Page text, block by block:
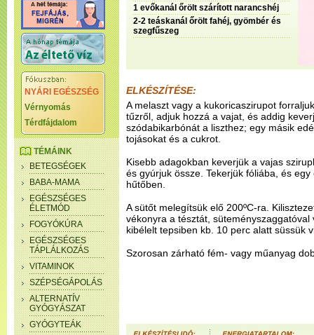
NYÁRI EGÉSZSÉG
Vérnyomás
Térdfájdalom
TÉMÁINK
BETEGSÉGEK
BABA-MAMA
EGÉSZSÉGES
ÉLETMÓD
FOGYÓKÚRA
EGÉSZSÉGES
TÁPLÁLKOZÁS
VITAMINOK
SZÉPSÉGÁPOLÁS
ALTERNATÍV
GYÓGYÁSZAT
GYÓGYTEÁK
1 evőkanál őrölt szárított narancshéj
2-2 teáskanál őrölt fahéj, gyömbér és
szegfűszeg
ELKÉSZÍTÉSE:
A melaszt vagy a kukoricaszirupot
tűzről, adjuk hozzá a vajat, és addig
szódabikarbónát a liszthez; egy másik
tojásokat és a cukrot.
Kisebb adagokban keverjük a vajas
és gyúrjuk össze. Tekerjük fóliába, és
hűtőben.
A sütőt melegítsük elő 200ºC-ra.
vékonyra a tésztát,
kibélelt tepsiben kb. 10 perc alatt süssük
Szorosan zárható fém- vagy műanyag